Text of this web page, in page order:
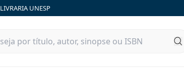
LIVRARIA UNESP